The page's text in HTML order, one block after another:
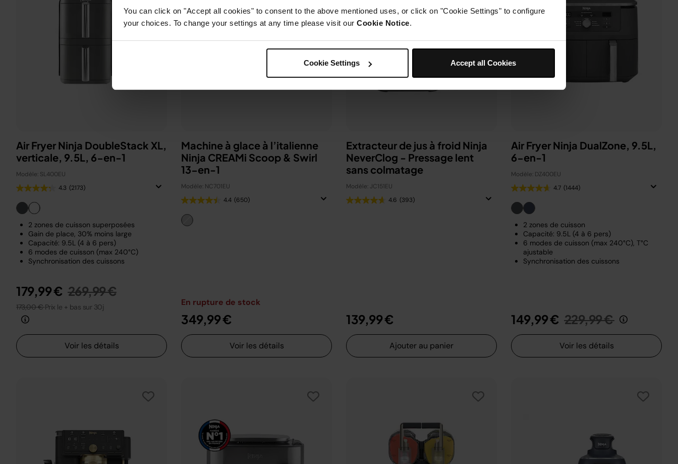
You can click on "Accept all cookies" to consent to the above mentioned uses, or click on "Cookie Settings" to configure
your choices. To change your settings at any time please visit our Cookie Notice.
Cookie Settings Accept all Cookies
Air Fryer Ninja DoubleStack XL,
verticale, 9.5L, 6-en-1
Modèle: SL400EU
4.3 (2173)
2 zones de cuisson superposées
Gain de place, 30% moins large
Capacité: 9.5L (4 à 6 pers)
6 modes de cuisson (max 240°C)
Synchronisation des cuissons
179,99 € Prix réduit de
269,99 €au
173,00 €Prix le + bas sur 30j
Voir les détails
Machine à glace à l’italienne
Ninja CREAMi Scoop & Swirl​
13-en-1
Modèle: NC701EU
4.4 (650)
En rupture de stock
349,99 €
Voir les détails
Extracteur de jus à froid Ninja
NeverClog - Pressage lent
sans colmatage
Modèle: JC151EU
4.6 (393)
139,99 €
Ajouter au panier
Air Fryer Ninja DualZone, 9.5L,
6-en-1
Modèle: DZ400EU
4.7 (1444)
2 zones de cuisson
Capacité: 9.5L (4 à 6 pers)
6 modes de cuisson (max 240°C), T°C
ajustable
Synchronisation des cuissons
149,99 € Prix réduit de
229,99 €au
Voir les détails